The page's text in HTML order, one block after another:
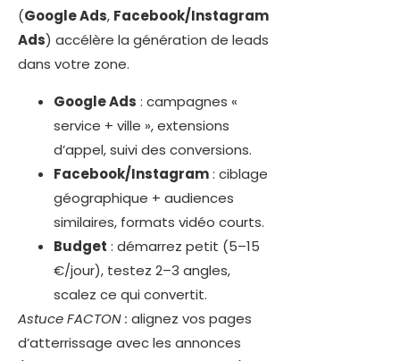
(Google Ads, Facebook/Instagram
Ads) accélère la génération de leads
dans votre zone.
Google Ads : campagnes «
service + ville », extensions
d’appel, suivi des conversions.
Facebook/Instagram: ciblage
géographique + audiences
similaires, formats vidéo courts.
Budget : démarrez petit (5–15
€/jour), testez 2–3 angles,
scalez ce qui convertit.
Astuce FACTON : alignez vos pages
d’atterrissage avec les annonces